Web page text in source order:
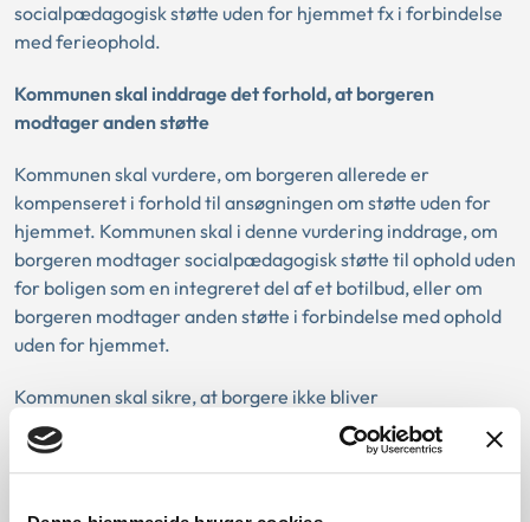
socialpædagogisk støtte uden for hjemmet fx i forbindelse
med ferieophold.
Kommunen skal inddrage det forhold, at borgeren
modtager anden støtte
Kommunen skal vurdere, om borgeren allerede er
kompenseret i forhold til ansøgningen om støtte uden for
hjemmet. Kommunen skal i denne vurdering inddrage, om
borgeren modtager socialpædagogisk støtte til ophold uden
for boligen som en integreret del af et botilbud, eller om
borgeren modtager anden støtte i forbindelse med ophold
uden for hjemmet.
Kommunen skal sikre, at borgere ikke bliver
dobbeltkompenseret.
I sag nr. 1 fandt Ankestyrelsen, at borgeren var berettiget til